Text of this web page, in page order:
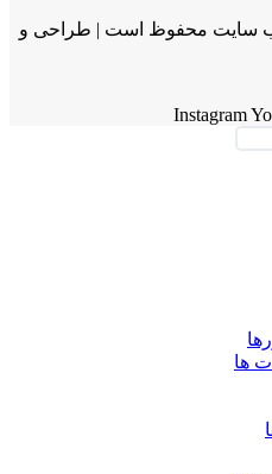
وب سایت محفوظ است | طراحی و
Instagram
ها